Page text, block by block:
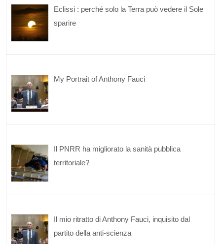
Eclissi : perché solo la Terra può vedere il Sole
sparire
My Portrait of Anthony Fauci
Il PNRR ha migliorato la sanità pubblica
territoriale?
Il mio ritratto di Anthony Fauci, inquisito dal
partito della anti-scienza